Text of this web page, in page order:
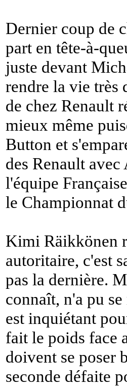
Dernier coup de
part en tête-à-
juste devant
rendre la vie
de chez Renault
mieux même
Button et
des Renault
l'équipe
le Championnat
Kimi Räikkönen
autoritaire, c'est
pas la dernière.
connaît, n'a pu
est inquiétant
fait le poids face
doivent se poser
seconde défaite